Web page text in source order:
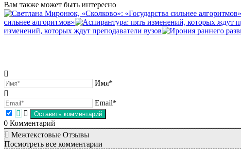
Вам также может быть интересно
сильнее алгоритмов»
изменений, которых ждут преподаватели вузов
Имя*
Email*
0 Комментарий
Межтекстовые Отзывы
Посмотреть все комментарии